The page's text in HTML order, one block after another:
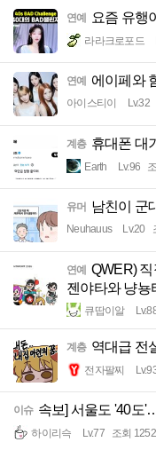
연예 요즘 유행
라라크로포드
연예 에이페와
아이스티이 Lv.32
계층 휴대폰 대
Earth Lv.96
유머 남친이 군
Neuhauus Lv.20
연예
QWER)
젠야타와 냥뇽
큐땁이알
계층 역대급 전
전자팔찌
이슈 속보] 서울도 '40도
하이리슥 Lv.77 조회 1252